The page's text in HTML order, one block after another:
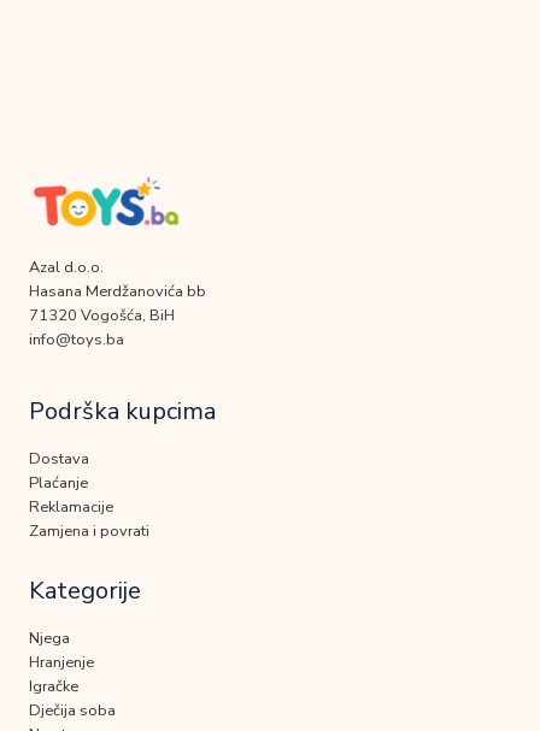
Azal d.o.o.
Hasana Merdžanovića bb
71320 Vogošća, BiH
info@toys.ba
Podrška kupcima
Dostava
Plaćanje
Reklamacije
Zamjena i povrati
Kategorije
Njega
Hranjenje
Igračke
Dječija soba